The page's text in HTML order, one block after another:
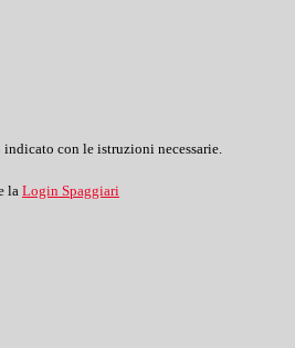
con le istruzioni necessarie.
la Login Spaggiari